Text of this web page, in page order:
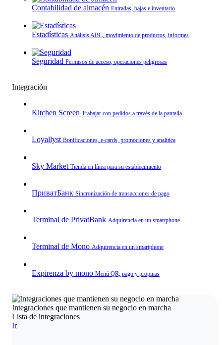
Contabilidad de almacén Entradas, bajas e inventario
Estadísticas Análisis ABC, movimiento de productos, informes
Seguridad Permisos de acceso, operaciones peligrosas
Integración
Kitchen Screen Trabajar con pedidos a través de la pantalla
Loyallyst Bonificaciones, e‑cards, promociones y analítica
Sky Market Tienda en línea para su establecimiento
ПриватБанк Sincronización de transacciones de pago
Terminal de PrivatBank Adquirencia en un smartphone
Terminal de Mono Adquirencia en un smartphone
Expirenza by mono Menú QR, pago y propinas
Integraciones que mantienen su negocio en marcha
Lista de integraciones
Ir